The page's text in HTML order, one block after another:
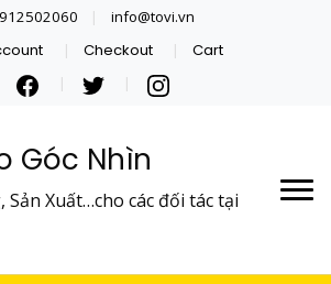
info@tovi.vn
Checkout Cart
Góc Nhìn
Sản Xuất…cho các đối tác tại